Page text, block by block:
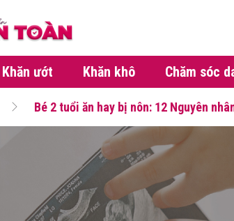
Khăn ướt Khăn khô Chăm sóc
Bé 2 tuổi ăn hay bị nôn: 12 Nguyên